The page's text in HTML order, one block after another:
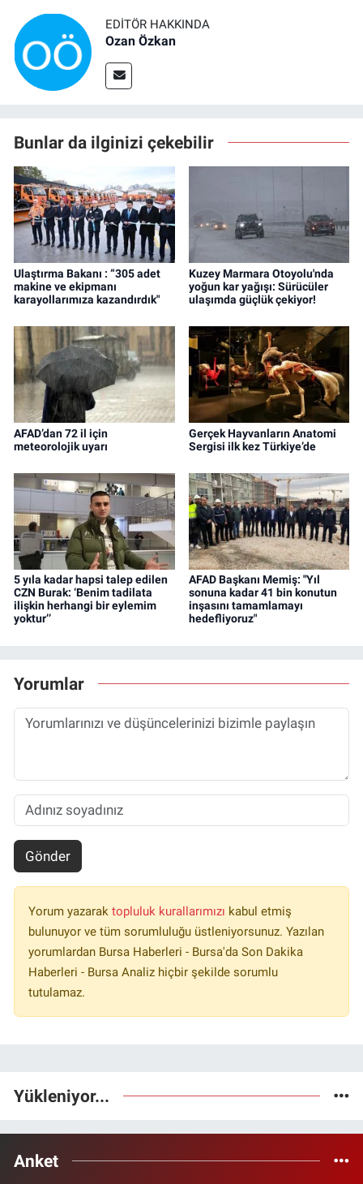
EDITÖR HAKKINDA
Ozan Özkan
Bunlar da ilginizi çekebilir
Ulaştırma Bakanı : “305 adet
makine ve ekipmanı
karayollarımıza kazandırdık"
Kuzey Marmara Otoyolu'nda
yoğun kar yağışı: Sürücüler
ulaşımda güçlük çekiyor!
AFAD’dan 72 il için
meteorolojik uyarı
Gerçek Hayvanların Anatomi
Sergisi ilk kez Türkiye’de
5 yıla kadar hapsi talep edilen
CZN Burak: ‘Benim tadilata
ilişkin herhangi bir eylemim
yoktur’’
AFAD Başkanı Memiş: "Yıl
sonuna kadar 41 bin konutun
inşasını tamamlamayı
hedefliyoruz"
Yorumlar
Gönder
Yorum yazarak topluluk kurallarımızı kabul etmiş
bulunuyor ve tüm sorumluluğu üstleniyorsunuz. Yazılan
yorumlardan Bursa Haberleri - Bursa'da Son Dakika
Haberleri - Bursa Analiz hiçbir şekilde sorumlu
tutulamaz.
Yükleniyor...
Anket